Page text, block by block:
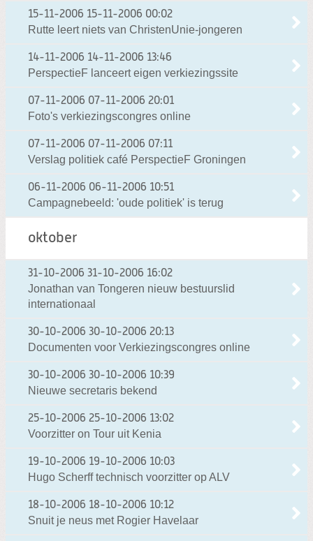
15-11-2006 15-11-2006 00:02
Rutte leert niets van ChristenUnie-jongeren
14-11-2006 14-11-2006 13:46
PerspectieF lanceert eigen verkiezingssite
07-11-2006 07-11-2006 20:01
Foto's verkiezingscongres online
07-11-2006 07-11-2006 07:11
Verslag politiek café PerspectieF Groningen
06-11-2006 06-11-2006 10:51
Campagnebeeld: 'oude politiek' is terug
oktober
31-10-2006 31-10-2006 16:02
Jonathan van Tongeren nieuw bestuurslid
internationaal
30-10-2006 30-10-2006 20:13
Documenten voor Verkiezingscongres online
30-10-2006 30-10-2006 10:39
Nieuwe secretaris bekend
25-10-2006 25-10-2006 13:02
Voorzitter on Tour uit Kenia
19-10-2006 19-10-2006 10:03
Hugo Scherff technisch voorzitter op ALV
18-10-2006 18-10-2006 10:12
Snuit je neus met Rogier Havelaar